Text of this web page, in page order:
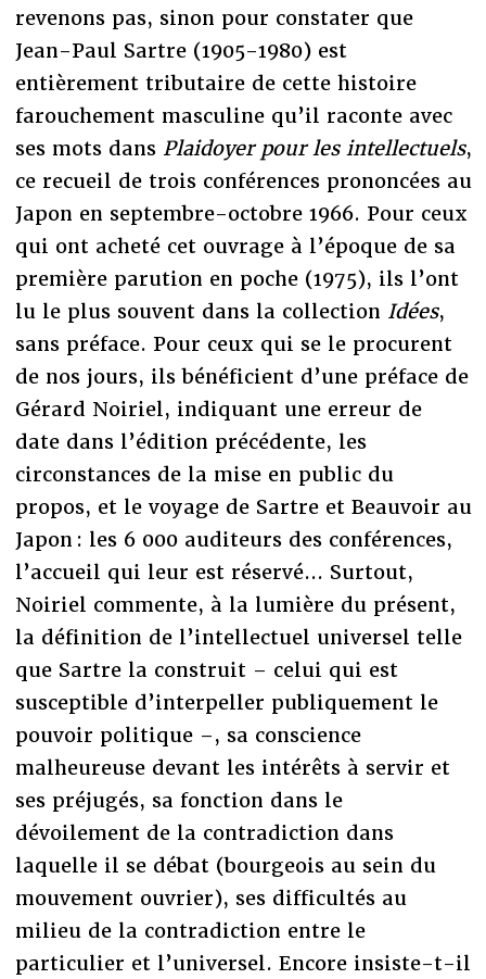
revenons pas, sinon pour constater que
Jean-Paul Sartre (1905-1980) est
entièrement tributaire de cette histoire
farouchement masculine qu’il raconte avec
ses mots dans Plaidoyer pour les intellectuels,
ce recueil de trois conférences prononcées au
Japon en septembre-octobre 1966. Pour ceux
qui ont acheté cet ouvrage à l’époque de sa
première parution en poche (1975), ils l’ont
lu le plus souvent dans la collection Idées,
sans préface. Pour ceux qui se le procurent
de nos jours, ils bénéficient d’une préface de
Gérard Noiriel, indiquant une erreur de
date dans l’édition précédente, les
circonstances de la mise en public du
propos, et le voyage de Sartre et Beauvoir au
Japon : les 6 000 auditeurs des conférences,
l’accueil qui leur est réservé... Surtout,
Noiriel commente, à la lumière du présent,
la définition de l’intellectuel universel telle
que Sartre la construit – celui qui est
susceptible d’interpeller publiquement le
pouvoir politique –, sa conscience
malheureuse devant les intérêts à servir et
ses préjugés, sa fonction dans le
dévoilement de la contradiction dans
laquelle il se débat (bourgeois au sein du
mouvement ouvrier), ses difficultés au
milieu de la contradiction entre le
particulier et l’universel. Encore insiste-t-il